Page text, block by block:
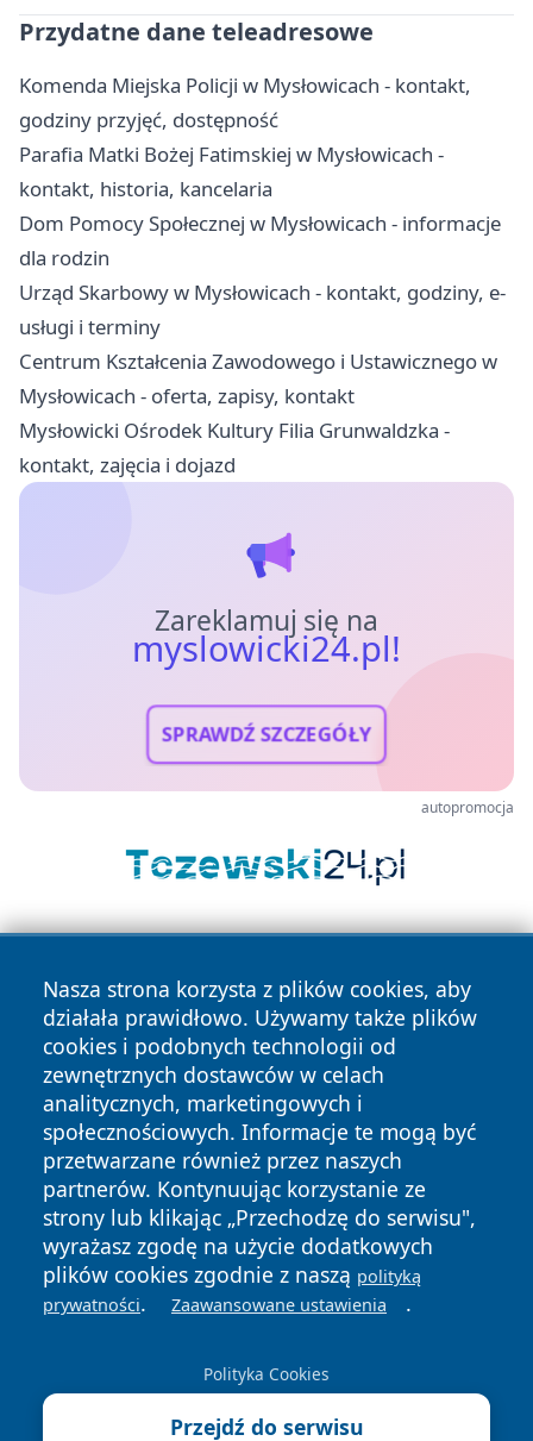
Przydatne dane teleadresowe
Komenda Miejska Policji w Mysłowicach - kontakt,
godziny przyjęć, dostępność
Parafia Matki Bożej Fatimskiej w Mysłowicach -
kontakt, historia, kancelaria
Dom Pomocy Społecznej w Mysłowicach - informacje
dla rodzin
Urząd Skarbowy w Mysłowicach - kontakt, godziny, e-
usługi i terminy
Centrum Kształcenia Zawodowego i Ustawicznego w
Mysłowicach - oferta, zapisy, kontakt
Mysłowicki Ośrodek Kultury Filia Grunwaldzka -
kontakt, zajęcia i dojazd
Zareklamuj się na
myslowicki24.pl!
SPRAWDŹ SZCZEGÓŁY
autopromocja
Nasza strona korzysta z plików cookies, aby
działała prawidłowo. Używamy także plików
cookies i podobnych technologii od
zewnętrznych dostawców w celach
analitycznych, marketingowych i
społecznościowych. Informacje te mogą być
przetwarzane również przez naszych
partnerów. Kontynuując korzystanie ze
strony lub klikając „Przechodzę do serwisu",
wyrażasz zgodę na użycie dodatkowych
plików cookies zgodnie z naszą polityką
prywatności. Zaawansowane ustawienia .
Polityka Cookies
Przejdź do serwisu
Copyright © 2026 myslowicki24.pl Wszystkie prawa
zastrzeżone.
News Autorzy
Polityka
Prywatności
Polityka
Cookies